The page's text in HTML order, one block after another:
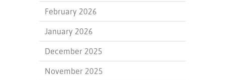
February 2026
January 2026
December 2025
November 2025